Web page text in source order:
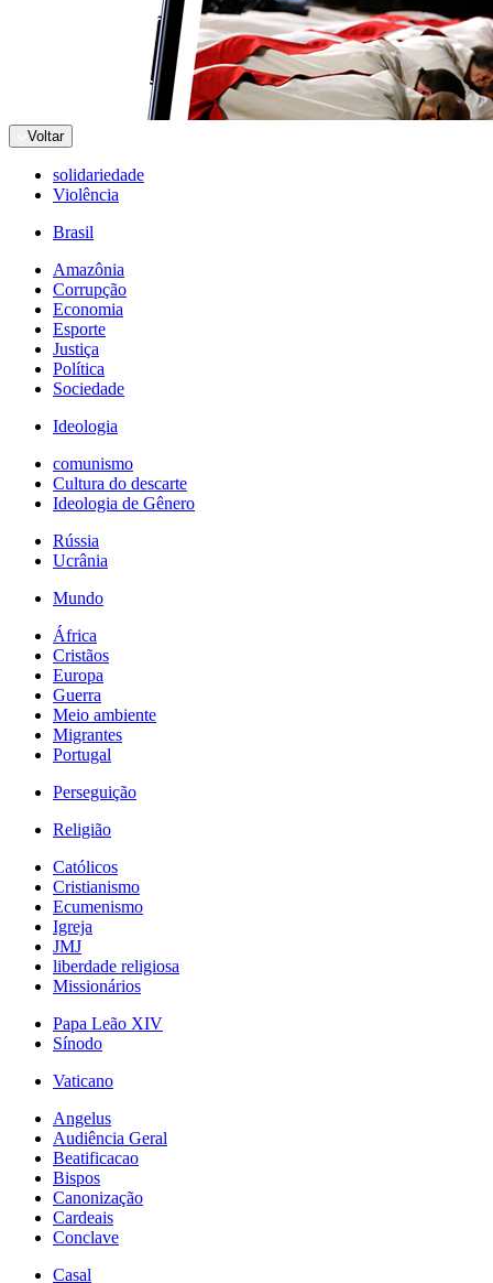
Voltar
solidariedade
Violência
Brasil
Amazônia
Corrupção
Economia
Esporte
Justiça
Política
Sociedade
Ideologia
comunismo
Cultura do descarte
Ideologia de Gênero
Rússia
Ucrânia
Mundo
África
Cristãos
Europa
Guerra
Meio ambiente
Migrantes
Portugal
Perseguição
Religião
Católicos
Cristianismo
Ecumenismo
Igreja
JMJ
liberdade religiosa
Missionários
Papa Leão XIV
Sínodo
Vaticano
Angelus
Audiência Geral
Beatificacao
Bispos
Canonização
Cardeais
Conclave
Casal